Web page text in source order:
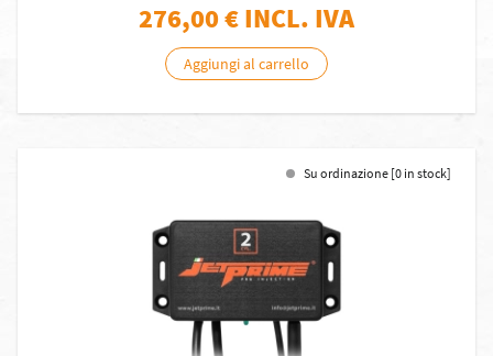
276,00€ INCL. IVA
Aggiungi al carrello
Su ordinazione [0 in stock]